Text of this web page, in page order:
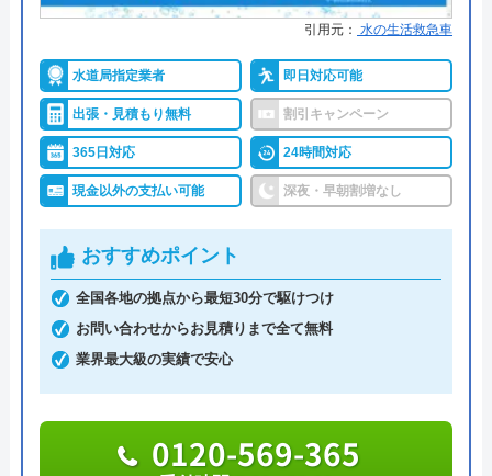
※クチコミの内容について
うまい棒エビマヨ
2 か月前
イレの交換部分もその都度言って下さって助
かりました。
マルキンクリーンがおすすめの理由
マルキンクリーンはトイレ詰まりなどの水道修理、
水回り設備のリフォームサービスを提供している業
者です。宮城県・福島県の一部地域を対応エリアと
して、地域密着で営業しています。詳細な対応エリ
アについてはHPでご確認いただけます。
営業時間は24時間年中無休なので、緊急時のトラブ
ルでもすぐにご依頼いただけます。ご依頼から最短
30分で現場まで駆け付けてくれるので、トラブルの
被害を最小限に抑えることができます。3,000円の割
引用元： 水の生活救急車
水道局指定業者 即日対応可能
出張・見積もり無料 割引キャンペーン
365日対応 24時間対応
現金以外の支払い可能 深夜・早朝割増なし
おすすめポイント
全国各地の拠点から最短30分で駆けつけ
お問い合わせからお見積りまで全て無料
業界最大級の実績で安心
0120-569-365